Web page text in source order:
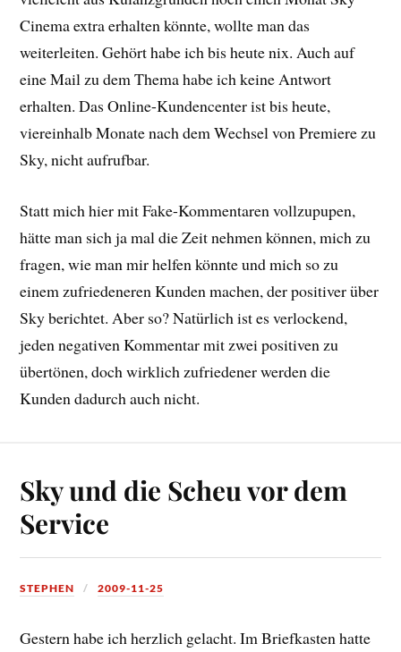
Cinema extra erhalten könnte, wollte man das
weiterleiten. Gehört habe ich bis heute nix. Auch auf
eine Mail zu dem Thema habe ich keine Antwort
erhalten. Das Online-Kundencenter ist bis heute,
viereinhalb Monate nach dem Wechsel von Premiere zu
Sky, nicht aufrufbar.
Statt mich hier mit Fake-Kommentaren vollzupupen,
hätte man sich ja mal die Zeit nehmen können, mich zu
fragen, wie man mir helfen könnte und mich so zu
einem zufriedeneren Kunden machen, der positiver über
Sky berichtet. Aber so? Natürlich ist es verlockend,
jeden negativen Kommentar mit zwei positiven zu
übertönen, doch wirklich zufriedener werden die
Kunden dadurch auch nicht.
Sky und die Scheu vor dem
Service
STEPHEN 2009-11-25
Gestern habe ich herzlich gelacht. Im Briefkasten hatte